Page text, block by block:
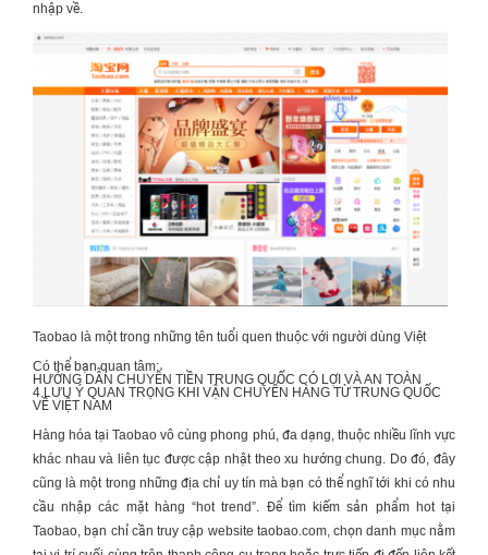
nhập về.
Taobao là một trong những tên tuổi quen thuộc với người dùng Việt
Có thể bạn quan tâm:
HƯỚNG DẪN CHUYỂN TIỀN TRUNG QUỐC CÓ LỢI VÀ AN TOÀN
4 LƯU Ý QUAN TRỌNG KHI VẬN CHUYỂN HÀNG TỪ TRUNG QUỐC
VỀ VIỆT NAM
Hàng hóa tại Taobao vô cùng phong phú, đa dạng, thuộc nhiều lĩnh vực
khác nhau và liên tục được cập nhật theo xu hướng chung. Do đó, đây
cũng là một trong những địa chỉ uy tín mà bạn có thể nghĩ tới khi có nhu
cầu nhập các mặt hàng “hot trend”. Để tìm kiếm sản phẩm hot tại
Taobao, bạn chỉ cần truy cập website taobao.com, chọn danh mục nằm